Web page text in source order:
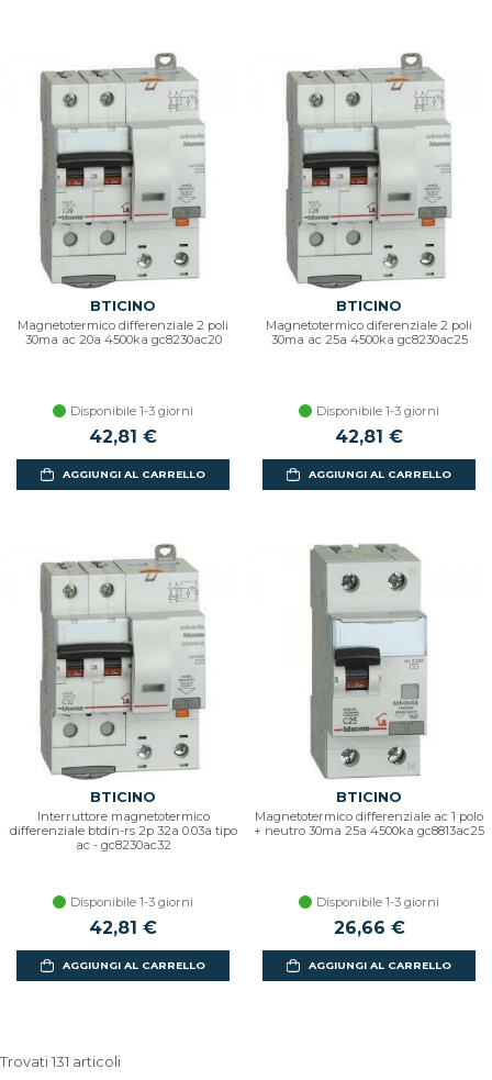
BTICINO
Magnetotermico differenziale 2 poli
30ma ac 20a 4500ka gc8230ac20
Disponibile 1-3 giorni
42,81 €
AGGIUNGI AL CARRELLO
BTICINO
Magnetotermico diferenziale 2 poli
30ma ac 25a 4500ka gc8230ac25
Disponibile 1-3 giorni
42,81 €
AGGIUNGI AL CARRELLO
BTICINO
Interruttore magnetotermico
differenziale btdin-rs 2p 32a 0.03a tipo
ac - gc8230ac32
Disponibile 1-3 giorni
42,81 €
AGGIUNGI AL CARRELLO
BTICINO
Magnetotermico differenziale ac 1 polo
+ neutro 30ma 25a 4500ka gc8813ac25
Disponibile 1-3 giorni
26,66 €
AGGIUNGI AL CARRELLO
Trovati 131 articoli